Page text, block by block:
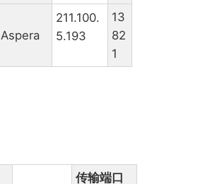
Aspera
211.100.
5.193
13
82
1
传输端口